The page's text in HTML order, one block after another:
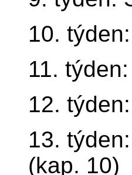
10.
11.
12.
13.
(kap. 10)